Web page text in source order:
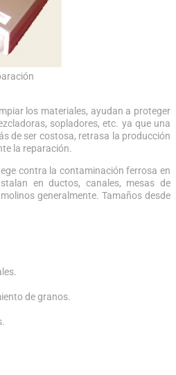
los materiales, ayudan a proteger
sopladores, etc. ya que una
de ser costosa, retrasa la producción
la reparación.
contra la contaminación ferrosa en
en ductos, canales, mesas de
generalmente. Tamaños desde
de granos.